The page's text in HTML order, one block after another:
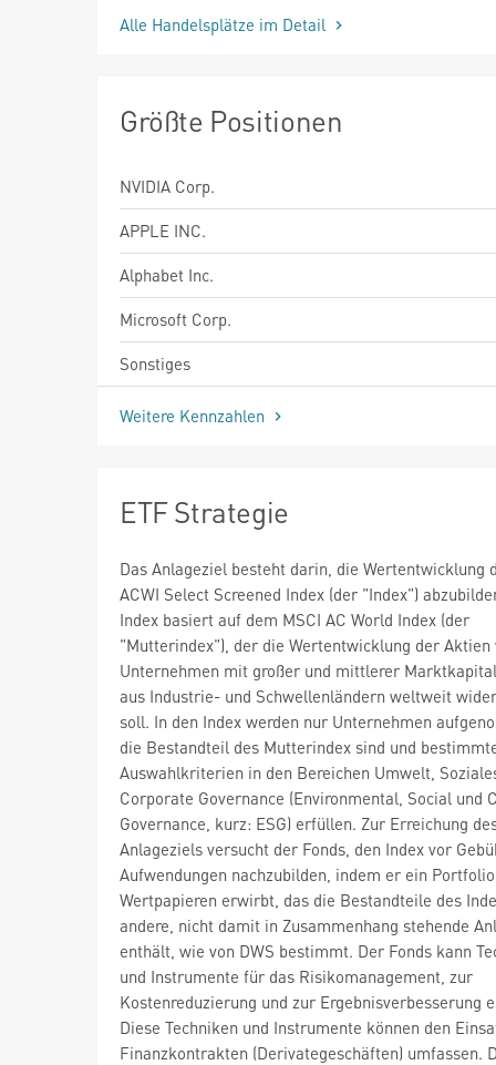
Alle Handelsplätze im Detail
Größte Positionen
NVIDIA Corp.
APPLE INC.
Alphabet Inc.
Microsoft Corp.
Sonstiges
Weitere Kennzahlen
ETF Strategie
Das Anlageziel besteht darin, die Wertentwicklung
ACWI Select Screened Index (der "Index")
Index basiert auf dem MSCI AC World Index (der
"Mutterindex"), der die Wertentwicklung der Aktien
Unternehmen mit großer und mittlerer
aus Industrie- und Schwellenländern weltweit
soll. In den Index werden nur Unternehmen
die Bestandteil des Mutterindex sind und
Auswahlkriterien in den Bereichen Umwelt,
Corporate Governance (Environmental, Social und
Governance, kurz: ESG) erfüllen. Zur Erreichung
Anlageziels versucht der Fonds, den Index vor
Aufwendungen nachzubilden, indem er ein
Wertpapieren erwirbt, das die Bestandteile des
andere, nicht damit in Zusammenhang stehende
enthält, wie von DWS bestimmt. Der Fonds kann
und Instrumente für das Risikomanagement, zur
Kostenreduzierung und zur Ergebnisverbesserung
Diese Techniken und Instrumente können den
Finanzkontrakten (Derivategeschäften) umfassen.